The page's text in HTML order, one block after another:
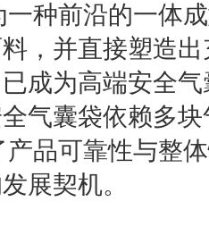
一种前沿的一体
，并直接塑造
成为高端安全
气囊袋依赖多
产品可靠性与整
展契机。